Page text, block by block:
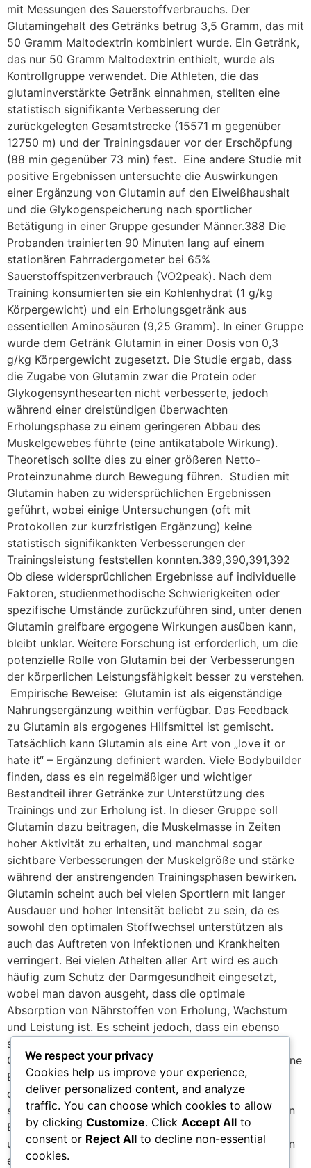
mit Messungen des Sauerstoffverbrauchs. Der
Glutamingehalt des Getränks betrug 3,5 Gramm, das mit
50 Gramm Maltodextrin kombiniert wurde. Ein Getränk,
das nur 50 Gramm Maltodextrin enthielt, wurde als
Kontrollgruppe verwendet. Die Athleten, die das
glutaminverstärkte Getränk einnahmen, stellten eine
statistisch signifikante Verbesserung der
zurückgelegten Gesamtstrecke (15571 m gegenüber
12750 m) und der Trainingsdauer vor der Erschöpfung
(88 min gegenüber 73 min) fest. Eine andere Studie mit
positive Ergebnissen untersuchte die Auswirkungen
einer Ergänzung von Glutamin auf den Eiweißhaushalt
und die Glykogenspeicherung nach sportlicher
Betätigung in einer Gruppe gesunder Männer.388 Die
Probanden trainierten 90 Minuten lang auf einem
stationären Fahrradergometer bei 65%
Sauerstoffspitzenverbrauch (VO2peak). Nach dem
Training konsumierten sie ein Kohlenhydrat (1 g/kg
Körpergewicht) und ein Erholungsgetränk aus
essentiellen Aminosäuren (9,25 Gramm). In einer Gruppe
wurde dem Getränk Glutamin in einer Dosis von 0,3
g/kg Körpergewicht zugesetzt. Die Studie ergab, dass
die Zugabe von Glutamin zwar die Protein oder
Glykogensynthesearten nicht verbesserte, jedoch
während einer dreistündigen überwachten
Erholungsphase zu einem geringeren Abbau des
Muskelgewebes führte (eine antikatabole Wirkung).
Theoretisch sollte dies zu einer größeren Netto-
Proteinzunahme durch Bewegung führen. Studien mit
Glutamin haben zu widersprüchlichen Ergebnissen
geführt, wobei einige Untersuchungen (oft mit
Protokollen zur kurzfristigen Ergänzung) keine
statistisch signifikankten Verbesserungen der
Trainingsleistung feststellen konnten.389,390,391,392
Ob diese widersprüchlichen Ergebnisse auf individuelle
Faktoren, studienmethodische Schwierigkeiten oder
spezifische Umstände zurückzuführen sind, unter denen
Glutamin greifbare ergogene Wirkungen ausüben kann,
bleibt unklar. Weitere Forschung ist erforderlich, um die
potenzielle Rolle von Glutamin bei der Verbesserungen
der körperlichen Leistungsfähigkeit besser zu verstehen.
Empirische Beweise: Glutamin ist als eigenständige
Nahrungsergänzung weithin verfügbar. Das Feedback
zu Glutamin als ergogenes Hilfsmittel ist gemischt.
Tatsächlich kann Glutamin als eine Art von „love it or
hate it“ – Ergänzung definiert warden. Viele Bodybuilder
finden, dass es ein regelmäßiger und wichtiger
Bestandteil ihrer Getränke zur Unterstützung des
Trainings und zur Erholung ist. In dieser Gruppe soll
Glutamin dazu beitragen, die Muskelmasse in Zeiten
hoher Aktivität zu erhalten, und manchmal sogar
sichtbare Verbesserungen der Muskelgröße und stärke
während der anstrengenden Trainingsphasen bewirken.
Glutamin scheint auch bei vielen Sportlern mit langer
Ausdauer und hoher Intensität beliebt zu sein, da es
sowohl den optimalen Stoffwechsel unterstützen als
auch das Auftreten von Infektionen und Krankheiten
verringert. Bei vielen Athelten aller Art wird es auch
häufig zum Schutz der Darmgesundheit eingesetzt,
wobei man davon ausgeht, dass die optimale
Absorption von Nährstoffen von Erholung, Wachstum
und Leistung ist. Es scheint jedoch, dass ein ebenso
starker und lautstarker Prozentsatz von Anwendern
Glutamin für völlig wirkungslos hält und es als ergogene
Ergänzung für wetvoll erachtet. Es ist schwierig,
darüber zu spekulieren, warum diese Meinungen so
stark voneinander abweichen. Angesichts der geringen
Bioverfügbarkeit von oralem Glutamin könnte eine
unzureichende Dosierung ein Thema sein, zumindest in
einigen dieser Berichte. Glutamin hat ein Empirische
We respect your privacy
Cookies help us improve your experience,
deliver personalized content, and analyze
traffic. You can choose which cookies to allow
by clicking Customize. Click Accept All to
consent or Reject All to decline non-essential
cookies.